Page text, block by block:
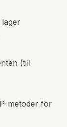
(till
metoder för